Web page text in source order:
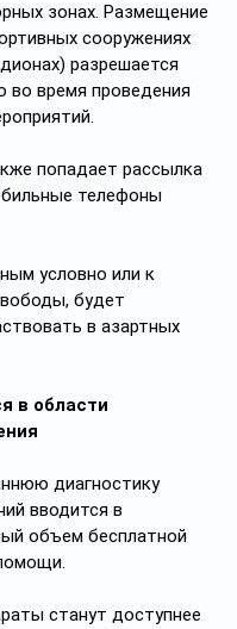
зонах. Размещение
сооружениях
разрешается
во время проведения
попадает рассылка
телефоны
условно или к
будет
в азартных
в области
диагностику
вводится в
объем бесплатной
станут доступнее